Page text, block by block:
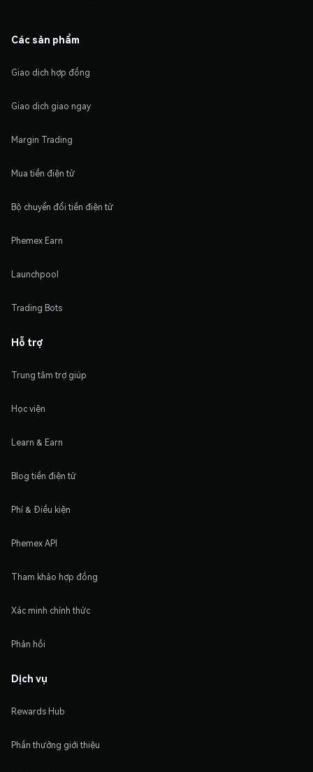
Các sản phẩm
Giao dịch hợp đồng
Giao dịch giao ngay
Margin Trading
Mua tiền điện tử
Bộ chuyển đổi tiền điện tử
Phemex Earn
Launchpool
Trading Bots
Hỗ trợ
Trung tâm trợ giúp
Học viện
Learn & Earn
Blog tiền điện tử
Phí & Điều kiện
Phemex API
Tham khảo hợp đồng
Xác minh chính thức
Phản hồi
Dịch vụ
Rewards Hub
Phần thưởng giới thiệu